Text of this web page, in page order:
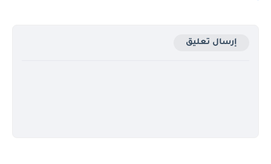
إرسال تعليق